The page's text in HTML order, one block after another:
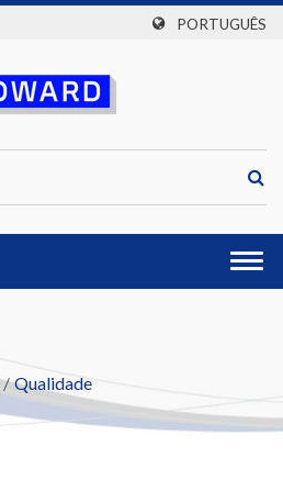
PORTUGUÊS
/ Qualidade